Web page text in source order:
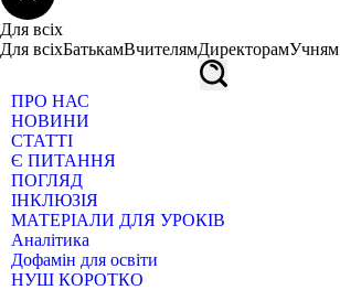
Для всіх
Для всіхБатькамВчителямДиректорамУчням
ПРО НАС
НОВИНИ
СТАТТІ
Є ПИТАННЯ
ПОГЛЯД
ІНКЛЮЗІЯ
МАТЕРІАЛИ ДЛЯ УРОКІВ
Аналітика
Дофамін для освіти
НУШ КОРОТКО